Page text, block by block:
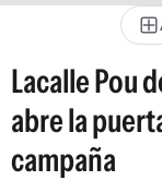
Lacalle Pou
abre la
campaña